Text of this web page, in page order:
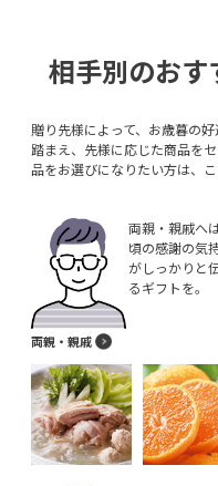
相手別のお
贈り先様によって、お歳暮の
踏まえ、先様に応じた商品を
品をお選びになりたい方は、こ
両親・親戚
両親・親戚へ
頃の感謝の気
がしっかりと
るギフトを。